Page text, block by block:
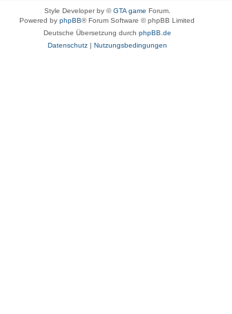
Style Developer by ©GTA game Forum.
Powered by phpBB® Forum Software © phpBB Limited
Deutsche Übersetzung durch phpBB.de
Datenschutz| Nutzungsbedingungen